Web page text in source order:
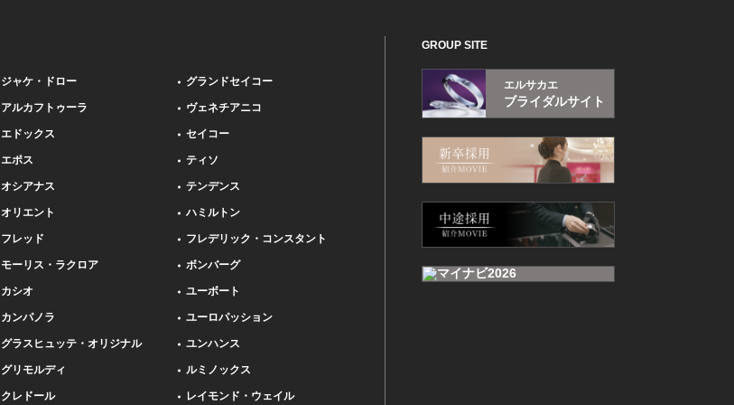
ジャケ・ドロー
アルカフトゥーラ
エドックス
エポス
オシアナス
オリエント
フレッド
モーリス・ラクロア
カシオ
カンパノラ
グラスヒュッテ・オリジナル
グリモルディ
クレドール
グランドセイコー
ヴェネチアニコ
セイコー
ティソ
テンデンス
ハミルトン
フレデリック・コンスタント
ボンバーグ
ユーボート
ユーロパッション
ユンハンス
ルミノックス
レイモンド・ウェイル
GROUP SITE
エルサカエ
ブライダルサイト